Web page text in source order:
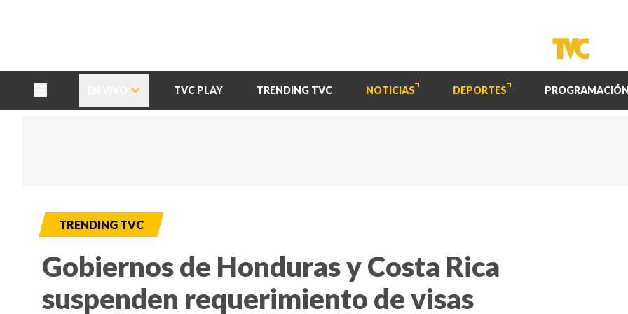
TVC PLAY TRENDING TVC NOTICIAS DEPORTES PROGRAMACIÓN
TRENDING TVC
Gobiernos de Honduras y Costa Rica
suspenden requerimiento de visas